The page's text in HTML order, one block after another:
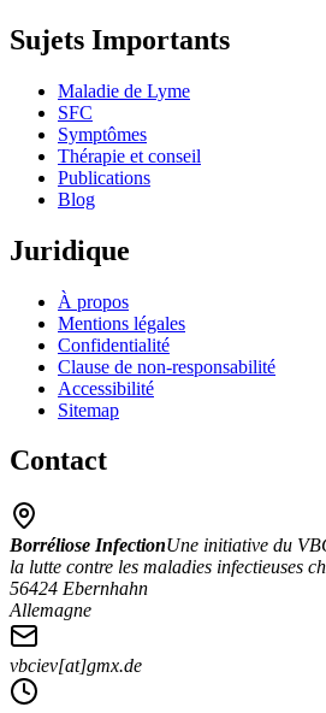
Sujets Importants
Maladie de Lyme
SFC
Symptômes
Thérapie et conseil
Publications
Blog
Juridique
À propos
Mentions légales
Confidentialité
Clause de non-responsabilité
Accessibilité
Sitemap
Contact
Borréliose InfectionUne initiative du
la lutte contre les maladies infectieuses
56424 Ebernhahn
Allemagne
vbciev[at]gmx.de